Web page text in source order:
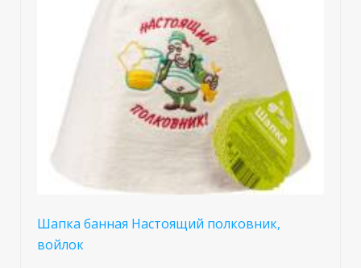
Шапка банная Настоящий полковник,
войлок